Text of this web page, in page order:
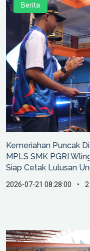
Berita
Kemeriahan Puncak
MPLS SMK PGRI
Siap Cetak Lulusan
2026-07-21 08:28:00 •